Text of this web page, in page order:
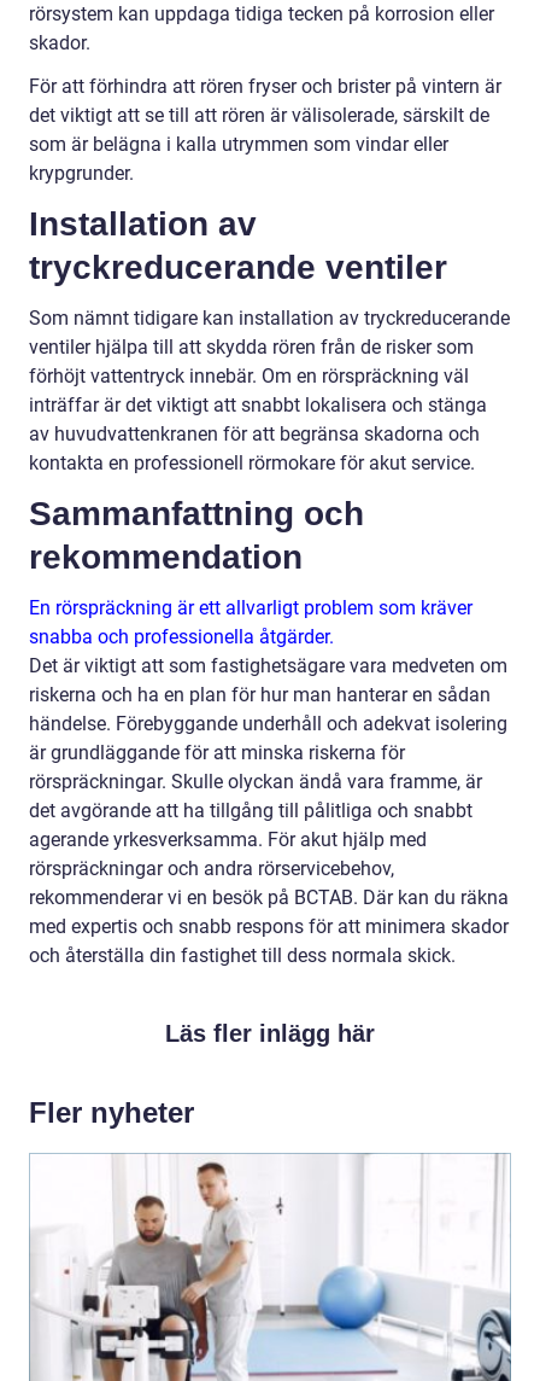
rörsystem kan uppdaga tidiga tecken på korrosion eller
skador.
För att förhindra att rören fryser och brister på vintern är
det viktigt att se till att rören är välisolerade, särskilt de
som är belägna i kalla utrymmen som vindar eller
krypgrunder.
Installation av
tryckreducerande ventiler
Som nämnt tidigare kan installation av tryckreducerande
ventiler hjälpa till att skydda rören från de risker som
förhöjt vattentryck innebär. Om en rörspräckning väl
inträffar är det viktigt att snabbt lokalisera och stänga
av huvudvattenkranen för att begränsa skadorna och
kontakta en professionell rörmokare för akut service.
Sammanfattning och
rekommendation
En rörspräckning är ett allvarligt problem som kräver
snabba och professionella åtgärder.
Det är viktigt att som fastighetsägare vara medveten om
riskerna och ha en plan för hur man hanterar en sådan
händelse. Förebyggande underhåll och adekvat isolering
är grundläggande för att minska riskerna för
rörspräckningar. Skulle olyckan ändå vara framme, är
det avgörande att ha tillgång till pålitliga och snabbt
agerande yrkesverksamma. För akut hjälp med
rörspräckningar och andra rörservicebehov,
rekommenderar vi en besök på BCTAB. Där kan du räkna
med expertis och snabb respons för att minimera skador
och återställa din fastighet till dess normala skick.
Läs fler inlägg här
Fler nyheter